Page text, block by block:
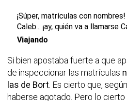
¡Súper, matrículas con nombres!
Caleb... ¡ay, quién va a llamarse
Viajando
Si bien apostaba fuerte a que
de inspeccionar las matrículas
las de Bort. Es cierto que,
haberse agotado. Pero lo